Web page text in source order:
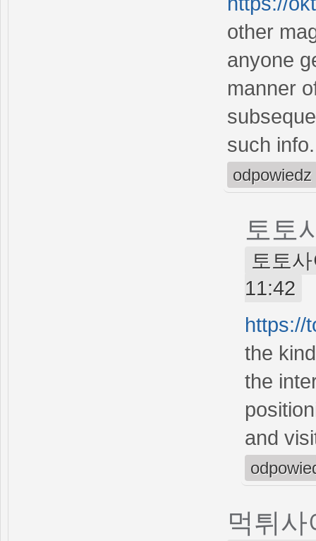
other
anyone
manner
such info.
odpowiedz
토토
토토
11:42
https://
the
the
and
먹튀사